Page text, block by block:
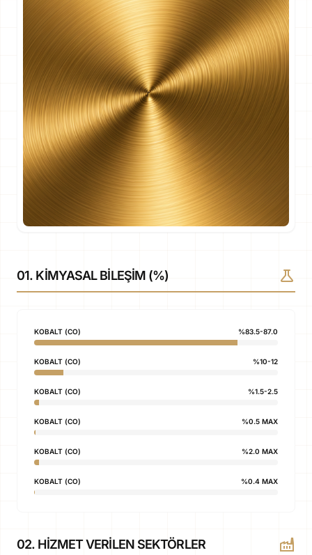
01. KIMYASAL BILEŞIM (%) science
KOBALT (CO) %83.5-87.0
KOBALT (CO) %10-12
KOBALT (CO) %1.5-2.5
KOBALT (CO) %0.5 MAX
KOBALT (CO) %2.0 MAX
KOBALT (CO) %0.4 MAX
02. HIZMET VERILEN SEKTÖRLER factory